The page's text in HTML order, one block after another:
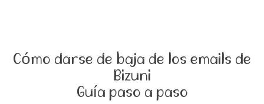
Cómo darse de baja de los emails de
Bizuni
Guía paso a paso